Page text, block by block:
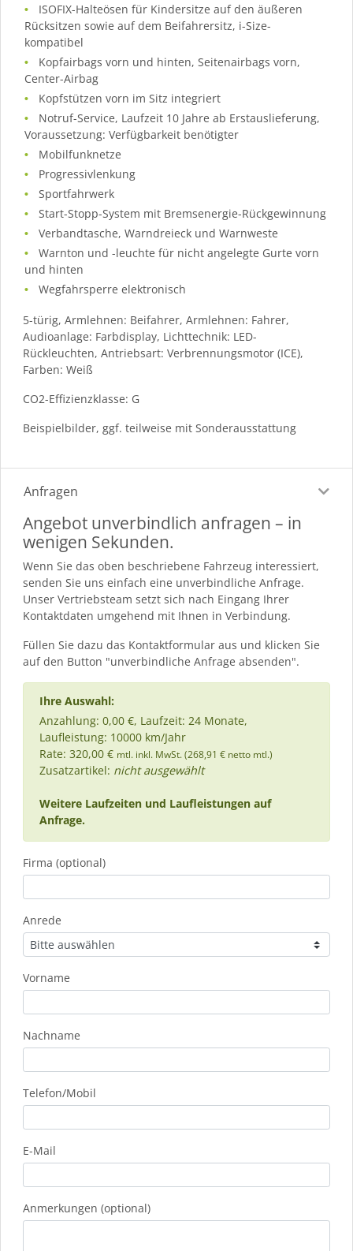
ISOFIX-Halteösen für Kindersitze auf den äußeren
Rücksitzen sowie auf dem Beifahrersitz, i-Size-
kompatibel
Kopfairbags vorn und hinten, Seitenairbags vorn,
Center-Airbag
Kopfstützen vorn im Sitz integriert
Notruf-Service, Laufzeit 10 Jahre ab Erstauslieferung,
Voraussetzung: Verfügbarkeit benötigter
Mobilfunknetze
Progressivlenkung
Sportfahrwerk
Start-Stopp-System mit Bremsenergie-Rückgewinnung
Verbandtasche, Warndreieck und Warnweste
Warnton und -leuchte für nicht angelegte Gurte vorn
und hinten
Wegfahrsperre elektronisch
5-türig, Armlehnen: Beifahrer, Armlehnen: Fahrer,
Audioanlage: Farbdisplay, Lichttechnik: LED-
Rückleuchten, Antriebsart: Verbrennungsmotor (ICE),
Farben: Weiß
CO2-Effizienzklasse: G
Beispielbilder, ggf. teilweise mit Sonderausstattung
Anfragen
Angebot unverbindlich anfragen – in
wenigen Sekunden.
Wenn Sie das oben beschriebene Fahrzeug interessiert,
senden Sie uns einfach eine unverbindliche Anfrage.
Unser Vertriebsteam setzt sich nach Eingang Ihrer
Kontaktdaten umgehend mit Ihnen in Verbindung.
Füllen Sie dazu das Kontaktformular aus und klicken Sie
auf den Button "unverbindliche Anfrage absenden".
Ihre Auswahl:
Anzahlung: 0,00 €, Laufzeit: 24 Monate,
Laufleistung: 10000 km/Jahr
Rate: 320,00 € mtl. inkl. MwSt. (268,91 € netto mtl.)
Zusatzartikel: nicht ausgewählt
Weitere Laufzeiten und Laufleistungen auf
Anfrage.
Firma (optional)
Anrede
Vorname
Nachname
Telefon/Mobil
E-Mail
Anmerkungen (optional)